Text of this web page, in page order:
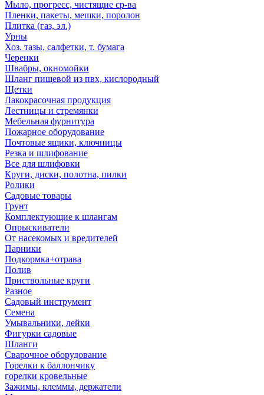
Мыло, прогресс, чистящие ср-ва
Пленки, пакеты, мешки, поролон
Плитка (газ, эл.)
Урны
Хоз. тазы, салфетки, т. бумага
Черенки
Швабры, окномойки
Шланг пищевой из пвх, кислородный
Щетки
Лакокрасочная продукция
Лестницы и стремянки
Мебельная фурнитура
Пожарное оборудование
Почтовые ящики, ключницы
Резка и шлифование
Все для шлифовки
Круги, диски, полотна, пилки
Ролики
Садовые товары
Грунт
Комплектующие к шлангам
Опрыскиватели
От насекомых и вредителей
Парники
Подкормка+отрава
Полив
Приствольные круги
Разное
Садовый инструмент
Семена
Умывальники, лейки
Фигурки садовые
Шланги
Сварочное оборудование
Горелки к баллончику
горелки кровельные
Зажимы, клеммы, держатели